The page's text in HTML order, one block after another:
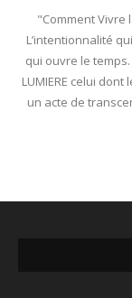
"Comment Vivre
L’intentionnalité
qui ouvre le temps.
LUMIERE celui
un acte de